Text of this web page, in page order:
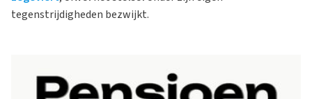
tegenstrijdigheden bezwijkt.